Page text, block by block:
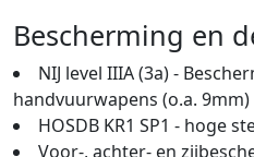
Bescherming en
NIJ level IIIA (3a) -
handvuurwapens (o.a. 9mm)
HOSDB KR1 SP1 - hoge
Voor-, achter- en